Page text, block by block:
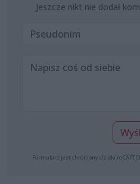
Jeszcze nikt nie dodał
Formularz jest chroniony dzięki